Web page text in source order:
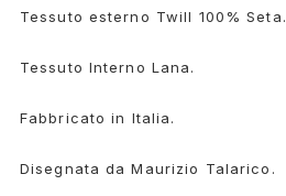
Tessuto esterno Twill 100% Seta.
Tessuto Interno Lana.
Fabbricato in Italia.
Disegnata da Maurizio Talarico.